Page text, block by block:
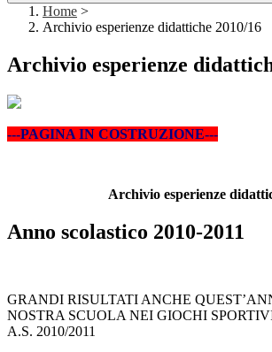
Home >
Archivio esperienze didattiche 2010/16
Archivio esperienze
---PAGINA IN COSTRUZIONE---
Archivio esperienze
Anno scolastico 2010-2011
GRANDI RISULTATI ANCHE
NOSTRA SCUOLA NEI GIOCHI
A.S. 2010/2011